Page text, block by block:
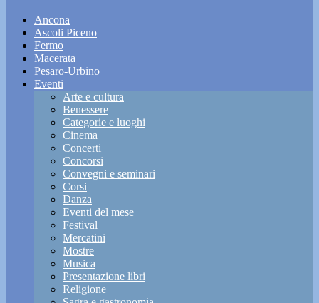
Ancona
Ascoli Piceno
Fermo
Macerata
Pesaro-Urbino
Eventi
Arte e cultura
Benessere
Categorie e luoghi
Cinema
Concerti
Concorsi
Convegni e seminari
Corsi
Danza
Eventi del mese
Festival
Mercatini
Mostre
Musica
Presentazione libri
Religione